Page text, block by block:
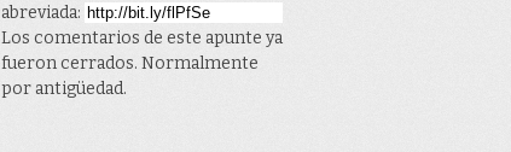
abreviada:
Los comentarios de este apunte ya
fueron cerrados. Normalmente
por antigüedad.